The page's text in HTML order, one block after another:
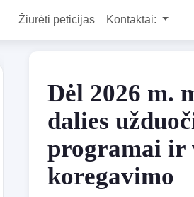
Žiūrėti peticijas Kontaktai:
Dėl 2026 m.
dalies
programai ir
koregavimo